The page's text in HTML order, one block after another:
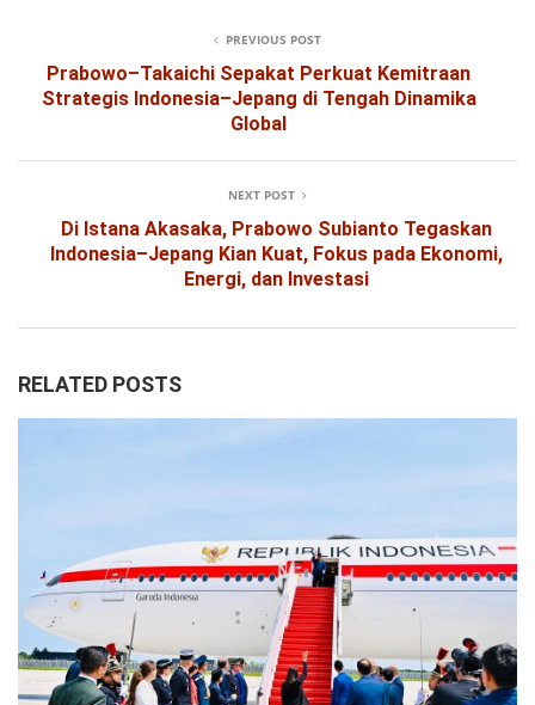
PREVIOUS POST
Prabowo–Takaichi Sepakat Perkuat Kemitraan
Strategis Indonesia–Jepang di Tengah Dinamika
Global
NEXT POST
Di Istana Akasaka, Prabowo Subianto Tegaskan
Indonesia–Jepang Kian Kuat, Fokus pada Ekonomi,
Energi, dan Investasi
RELATED POSTS